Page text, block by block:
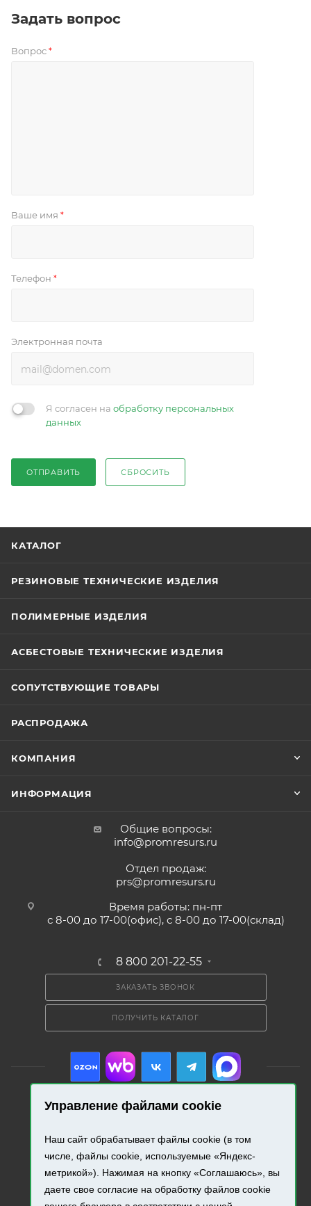
Управление файлами cookie
Наш сайт обрабатывает файлы cookie (в том
числе, файлы cookie, используемые «Яндекс-
метрикой»). Нажимая на кнопку «Соглашаюсь», вы
даете свое согласие на обработку файлов cookie
Задать вопрос
Вопрос *
Ваше имя *
Телефон *
Электронная почта
Я согласен на обработку персональных
данных
ОТПРАВИТЬ СБРОСИТЬ
КАТАЛОГ
РЕЗИНОВЫЕ ТЕХНИЧЕСКИЕ ИЗДЕЛИЯ
ПОЛИМЕРНЫЕ ИЗДЕЛИЯ
АСБЕСТОВЫЕ ТЕХНИЧЕСКИЕ ИЗДЕЛИЯ
СОПУТСТВУЮЩИЕ ТОВАРЫ
РАСПРОДАЖА
КОМПАНИЯ
ИНФОРМАЦИЯ
Общие вопросы:
info@promresurs.ru
Отдел продаж:
prs@promresurs.ru
Время работы: пн-пт
с 8-00 до 17-00(офис), с 8-00 до 17-00(склад)
8 800 201-22-55
ЗАКАЗАТЬ ЗВОНОК
ПОЛУЧИТЬ КАТАЛОГ
Разработка и продвижение сайта.